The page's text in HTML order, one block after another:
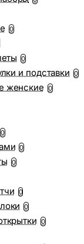
0
0
и подставки 0
женские 0
0
0
0
0
0
0